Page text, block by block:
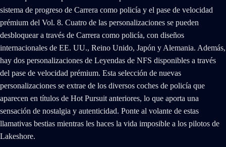
sistema de progreso de Carrera como policía y el pase de velocidad
prémium del Vol. 8. Cuatro de las personalizaciones se pueden
desbloquear a través de Carrera como policía, con diseños
internacionales de EE. UU., Reino Unido, Japón y Alemania. Además,
hay dos personalizaciones de Leyendas de NFS disponibles a través
del pase de velocidad prémium. Esta selección de nuevas
personalizaciones se extrae de los diversos coches de policía que
aparecen en títulos de Hot Pursuit anteriores, lo que aporta una
sensación de nostalgia y autenticidad. Ponte al volante de estas
llamativas bestias mientras les haces la vida imposible a los pilotos de
Lakeshore.